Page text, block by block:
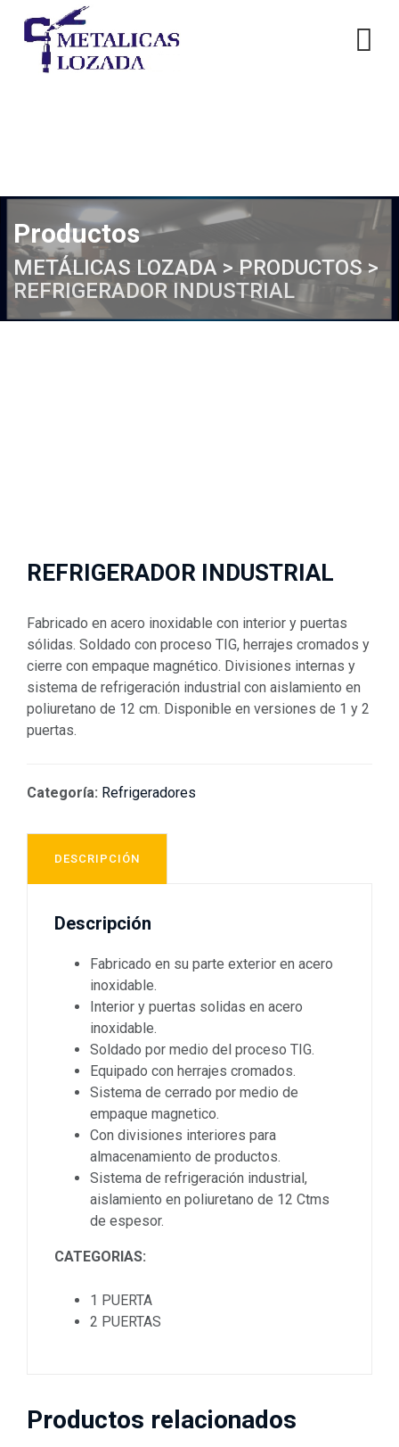
content
Productos
METÁLICAS LOZADA >PRODUCTOS>
REFRIGERADOR INDUSTRIAL
REFRIGERADOR INDUSTRIAL
Fabricado en acero inoxidable con interior y puertas
sólidas. Soldado con proceso TIG, herrajes cromados y
cierre con empaque magnético. Divisiones internas y
sistema de refrigeración industrial con aislamiento en
poliuretano de 12 cm. Disponible en versiones de 1 y 2
puertas.
Categoría: Refrigeradores
DESCRIPCIÓN
Descripción
Fabricado en su parte exterior en acero
inoxidable.
Interior y puertas solidas en acero
inoxidable.
Soldado por medio del proceso TIG.
Equipado con herrajes cromados.
Sistema de cerrado por medio de
empaque magnetico.
Con divisiones interiores para
almacenamiento de productos.
Sistema de refrigeración industrial,
aislamiento en poliuretano de 12 Ctms
de espesor.
CATEGORIAS:
1 PUERTA
2 PUERTAS
Productos relacionados